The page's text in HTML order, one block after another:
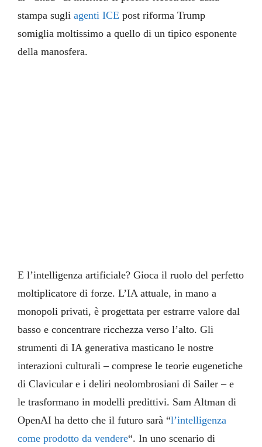
stampa sugliagenti ICE post riforma Trump
somiglia moltissimo a quello di un tipico esponente
della manosfera.
E l’intelligenza artificiale? Gioca il ruolo del perfetto
moltiplicatore di forze. L’IA attuale, in mano a
monopoli privati, è progettata per estrarre valore dal
basso e concentrare ricchezza verso l’alto. Gli
strumenti di IA generativa masticano le nostre
interazioni culturali – comprese le teorie eugenetiche
di Clavicular e i deliri neolombrosiani di Sailer – e
le trasformano in modelli predittivi. Sam Altman di
OpenAI ha detto che il futuro sarà “l’intelligenza
come prodotto da vendere“. In uno scenario di